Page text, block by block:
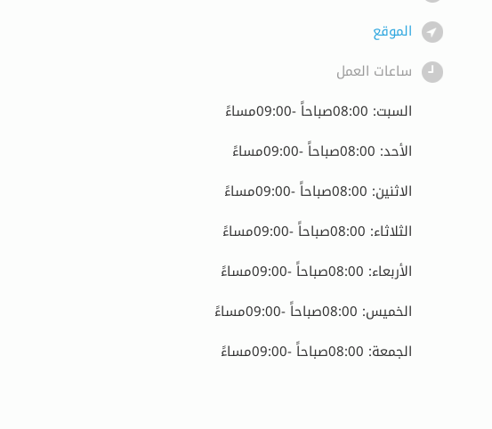
الموقع
ساعات العمل
السبت: 08:00صباحاً -09:00مساءً
الأحد: 08:00صباحاً -09:00مساءً
الاثنين: 08:00صباحاً -09:00مساءً
الثلاثاء: 08:00صباحاً -09:00مساءً
الأربعاء: 08:00صباحاً -09:00مساءً
الخميس: 08:00صباحاً -09:00مساءً
الجمعة: 08:00صباحاً -09:00مساءً